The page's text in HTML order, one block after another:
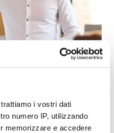
trattiamo i vostri dati
numero IP, utilizzando
memorizzare e accedere